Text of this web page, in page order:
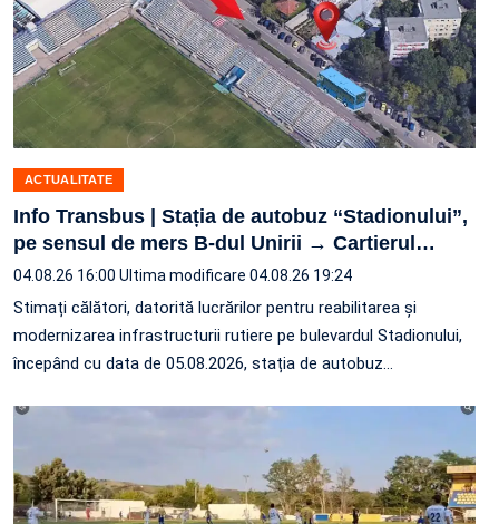
ACTUALITATE
Info Transbus | Stația de autobuz “Stadionului”,
pe sensul de mers B-dul Unirii → Cartierul…
04.08.26 16:00 Ultima modificare 04.08.26 19:24
Stimați călători, datorită lucrărilor pentru reabilitarea și
modernizarea infrastructurii rutiere pe bulevardul Stadionului,
începând cu data de 05.08.2026, stația de autobuz…